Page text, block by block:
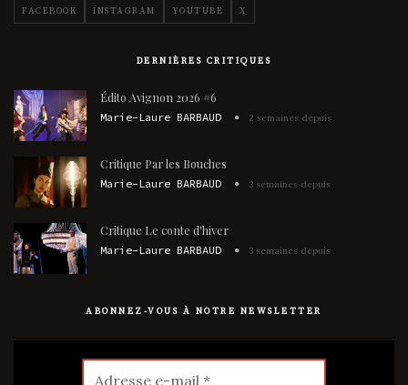
FACEBOOK INSTAGRAM YOUTUBE X
DERNIÈRES CRITIQUES
Édito Avignon 2026 #6
Marie-Laure BARBAUD 2 semaines depuis
Critique Par les Bouches
Marie-Laure BARBAUD 3 semaines depuis
Critique Le conte d'hiver
Marie-Laure BARBAUD 3 semaines depuis
ABONNEZ-VOUS À NOTRE NEWSLETTER